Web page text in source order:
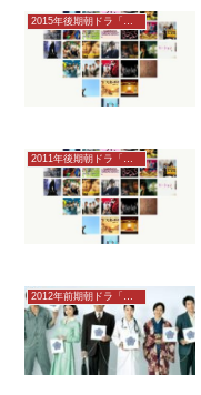
2015年後期朝ドラ「あさが来た」
2011年後期朝ドラ「カーネーション」感想